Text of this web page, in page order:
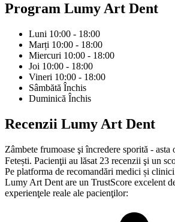
Program Lumy Art Dent
Luni 10:00 - 18:00
Marți 10:00 - 18:00
Miercuri 10:00 - 18:00
Joi 10:00 - 18:00
Vineri 10:00 - 18:00
Sâmbătă Închis
Duminică Închis
Recenzii Lumy Art Dent
Zâmbete frumoase şi încredere sporită -
Fetești. Pacienţii au lăsat 23 recenzii şi un
Pe platforma de recomandări medici și
Lumy Art Dent are un TrustScore excelent
experienţele reale ale pacienţilor: